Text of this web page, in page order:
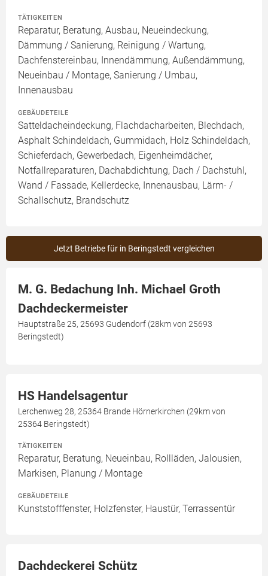
TÄTIGKEITEN
Reparatur, Beratung, Ausbau, Neueindeckung,
Dämmung / Sanierung, Reinigung / Wartung,
Dachfenstereinbau, Innendämmung, Außendämmung,
Neueinbau / Montage, Sanierung / Umbau,
Innenausbau
GEBÄUDETEILE
Satteldacheindeckung, Flachdacharbeiten, Blechdach,
Asphalt Schindeldach, Gummidach, Holz Schindeldach,
Schieferdach, Gewerbedach, Eigenheimdächer,
Notfallreparaturen, Dachabdichtung, Dach / Dachstuhl,
Wand / Fassade, Kellerdecke, Innenausbau, Lärm- /
Schallschutz, Brandschutz
Jetzt Betriebe für in Beringstedt vergleichen
M. G. Bedachung Inh. Michael Groth
Dachdeckermeister
Hauptstraße 25, 25693 Gudendorf (28km von 25693
Beringstedt)
HS Handelsagentur
Lerchenweg 28, 25364 Brande Hörnerkirchen (29km von
25364 Beringstedt)
TÄTIGKEITEN
Reparatur, Beratung, Neueinbau, Rollläden, Jalousien,
Markisen, Planung / Montage
GEBÄUDETEILE
Kunststofffenster, Holzfenster, Haustür, Terrassentür
Dachdeckerei Schütz